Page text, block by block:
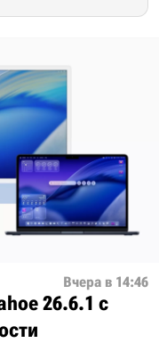
Вчера в 14:46
26.6.1 с